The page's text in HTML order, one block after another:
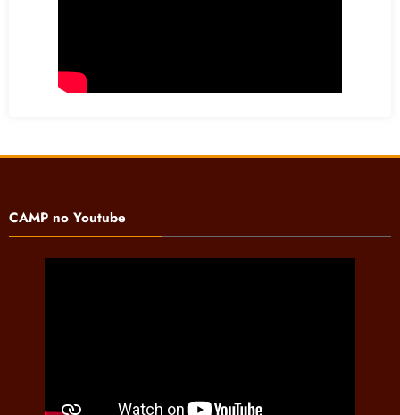
CAMP no Youtube